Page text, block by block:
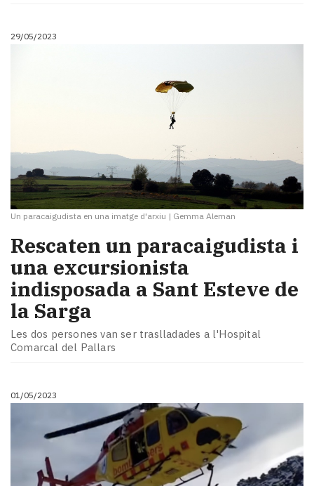
29/05/2023
Un paracaigudista en una imatge d'arxiu | Gemma Aleman
Rescaten un paracaigudista i
una excursionista
indisposada a Sant Esteve de
la Sarga
Les dos persones van ser traslladades a l'Hospital
Comarcal del Pallars
01/05/2023